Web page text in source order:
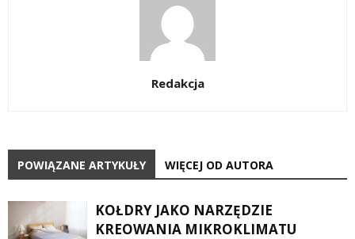
Redakcja
POWIĄZANE ARTYKUŁY WIĘCEJ OD AUTORA
KOŁDRY JAKO NARZĘDZIE
KREOWANIA MIKROKLIMATU